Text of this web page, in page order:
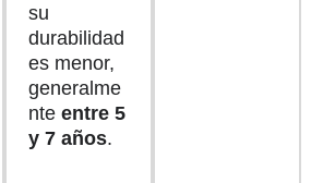
su
durabilidad
es menor,
generalme
nte entre 5
y 7 años.